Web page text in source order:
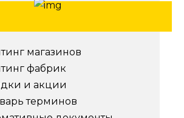
магазинов
фабрик
и акции
терминов